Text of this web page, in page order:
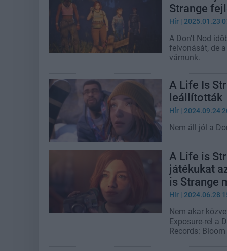
Strange
Hír | 2025.01.23
A Don't Nod
felvonását, de
várnunk.
A Life Is
leállították
Hír | 2024.09.24
Nem áll jól a
A Life is
játékukat
is Strange
Hír | 2024.06.28
Nem akar
Exposure-rel a
Records: